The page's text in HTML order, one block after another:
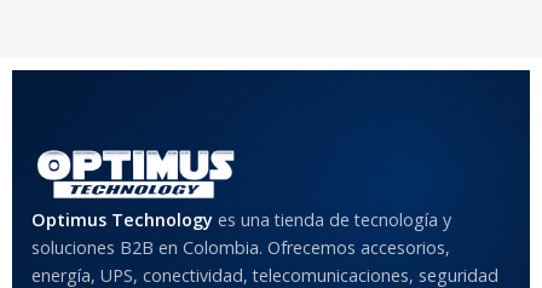
COLOR
Anti-Shock
Optimus Technology es una tienda de tecnología y
soluciones B2B en Colombia. Ofrecemos accesorios,
energía, UPS, conectividad, telecomunicaciones, seguridad